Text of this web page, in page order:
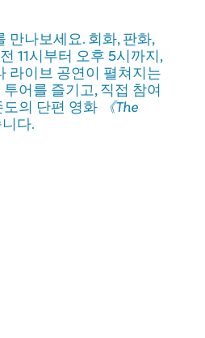
만나보세요. 회화, 판화,
11시부터 오후 5시까지,
라이브 공연이 펼쳐지는
어를 즐기고, 직접 참여
의 단편 영화
《The
다.